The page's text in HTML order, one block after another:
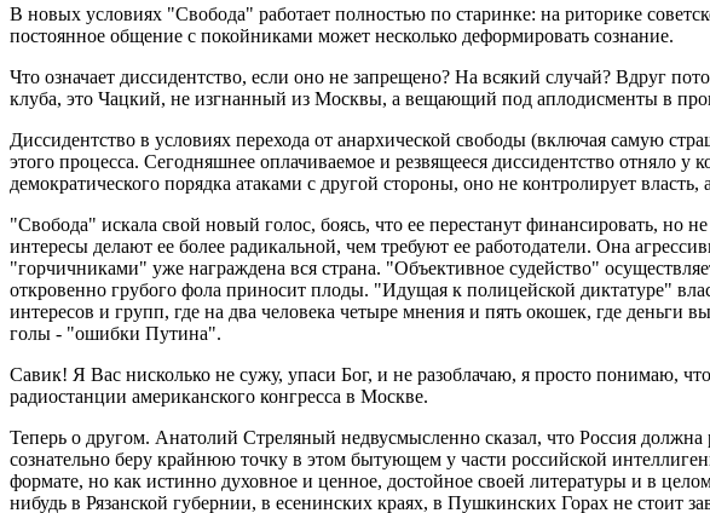
В новых условиях "Свобода" работает полностью по старинке: на риторике
постоянное общение с покойниками может несколько деформировать сознание.
Что означает диссидентство, если оно не запрещено? На всякий случай? Вдруг
клуба, это Чацкий, не изгнанный из Москвы, а вещающий под аплодисменты в
Диссидентство в условиях перехода от анархической свободы (включая самую
этого процесса. Сегодняшнее оплачиваемое и резвящееся диссидентство отняло
демократического порядка атаками с другой стороны, оно не контролирует власть,
"Свобода" искала свой новый голос, боясь, что ее перестанут финансировать,
интересы делают ее более радикальной, чем требуют ее работодатели. Она
"горчичниками" уже награждена вся страна. "Объективное судейство"
откровенно грубого фола приносит плоды. "Идущая к полицейской диктатуре"
интересов и групп, где на два человека четыре мнения и пять окошек, где
голы - "ошибки Путина".
Савик! Я Вас нисколько не сужу, упаси Бог, и не разоблачаю, я просто понимаю,
радиостанции американского конгресса в Москве.
Теперь о другом. Анатолий Стреляный недвусмысленно сказал, что Россия
сознательно беру крайнюю точку в этом бытующем у части российской
формате, но как истинно духовное и ценное, достойное своей литературы и в
нибудь в Рязанской губернии, в есенинских краях, в Пушкинских Горах не стоит